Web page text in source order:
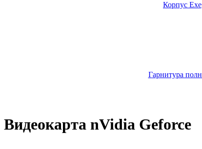
Корпус
Гарнитура
Видеокарта nVidia Geforce